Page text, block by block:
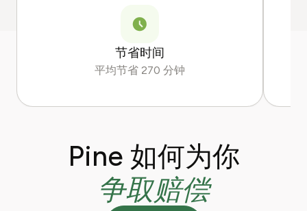
节省时间
平均节省 270 分钟
Pine 如何为你
争取赔偿